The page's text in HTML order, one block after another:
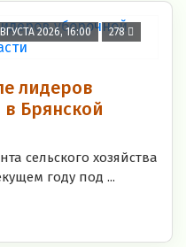
2026, 16:00 278
лидеров
Брянской
сельского хозяйства
году под ...